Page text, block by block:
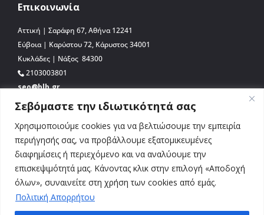
Σεβόμαστε την ιδιωτικότητά σας
Χρησιμοποιούμε cookies για να βελτιώσουμε την εμπειρία
περιήγησής σας, να προβάλλουμε εξατομικευμένες
διαφημίσεις ή περιεχόμενο και να αναλύουμε την
επισκεψιμότητά μας. Κάνοντας κλικ στην επιλογή «Αποδοχή
όλων», συναινείτε στη χρήση των cookies από εμάς.
Πολιτική Απορρήτου
Επικοινωνία
Αττική | Σαράφη 67, Αθήνα 12241
Εύβοια | Καρύστου 72, Κάρυστος 34001
Κυκλάδες | Νάξος 84300
2103003801
seo@blb.gr